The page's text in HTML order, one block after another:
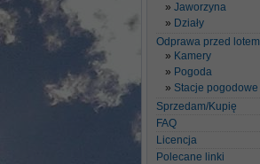
Jaworzyna
Działy
Odprawa przed lotem
Kamery
Pogoda
Stacje pogodowe
Sprzedam/Kupię
FAQ
Licencja
Polecane linki